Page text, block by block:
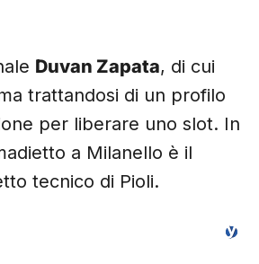
Duvan Zapata, di cui
trattandosi di un profilo
per liberare uno slot. In
a Milanello è il
tecnico di Pioli.